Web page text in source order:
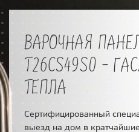
ВАРОЧНАЯ
T26CS49S0 -
ТЕПЛА
Сертифицированный
выезд на дом в